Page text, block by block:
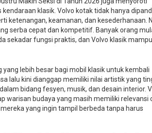
klasik. Volvo kotak tidak hanya
ketenangan, keamanan, dan kesederhanaan.
serba cepat dan kompetitif. Banyak orang
sekadar fungsi praktis, dan Volvo klasik mampu
lebih besar bagi mobil klasik untuk kembali
lalu kini dianggap memiliki nilai artistik yang
bidang fesyen, musik, dan desain interior.
warisan budaya yang masih memiliki relevansi
yang ingin tampil berbeda tanpa harus